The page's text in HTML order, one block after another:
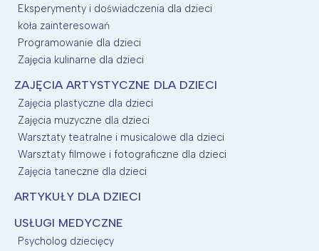
Eksperymenty i doświadczenia dla dzieci
koła zainteresowań
Programowanie dla dzieci
Zajęcia kulinarne dla dzieci
ZAJĘCIA ARTYSTYCZNE DLA DZIECI
Zajęcia plastyczne dla dzieci
Zajęcia muzyczne dla dzieci
Warsztaty teatralne i musicalowe dla dzieci
Warsztaty filmowe i fotograficzne dla dzieci
Zajęcia taneczne dla dzieci
ARTYKUŁY DLA DZIECI
USŁUGI MEDYCZNE
Psycholog dziecięcy